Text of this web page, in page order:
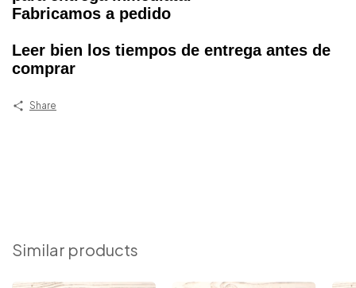
Fabricamos a pedido
Leer bien los tiempos de entrega antes de
comprar
Share
Similar products